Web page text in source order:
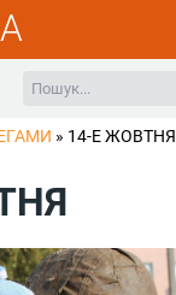
» 14-Е ЖОВТНЯ